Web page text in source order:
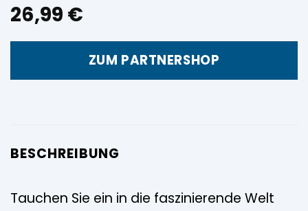
26,99 €
ZUM PARTNERSHOP
BESCHREIBUNG
Tauchen Sie ein in die faszinierende Welt